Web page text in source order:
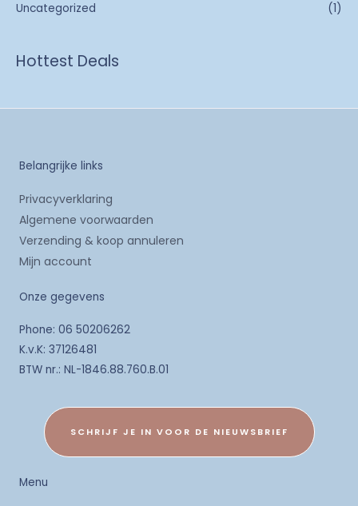
Uncategorized
(1)
Hottest Deals
Menu
Onze gegevens
Phone: 06 50206262
K.v.K: 37126481
BTW nr.: NL-1846.88.760.B.01
SCHRIJF JE IN VOOR DE NIEUWSBRIEF
Belangrijke links
Privacyverklaring
Algemene voorwaarden
Verzending & koop annuleren
Mijn account